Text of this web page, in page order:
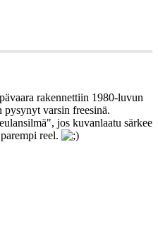
rakennettiin 1980-luvun
pysynyt varsin freesinä.
jos kuvanlaatu särkee
reel.